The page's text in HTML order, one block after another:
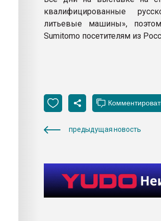
квалифицированные
литьевые машины»,
Sumitomo посетителям из
предыдущая новость